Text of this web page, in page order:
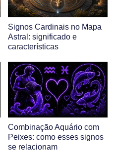
Signos Cardinais no Mapa
Astral: significado e
características
Combinação Aquário com
Peixes: como esses signos
se relacionam